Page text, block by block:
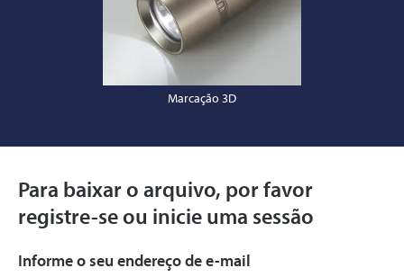
Marcação 3D
Para baixar o arquivo, por favor
registre-se ou inicie uma sessão
Informe o seu endereço de e-mail